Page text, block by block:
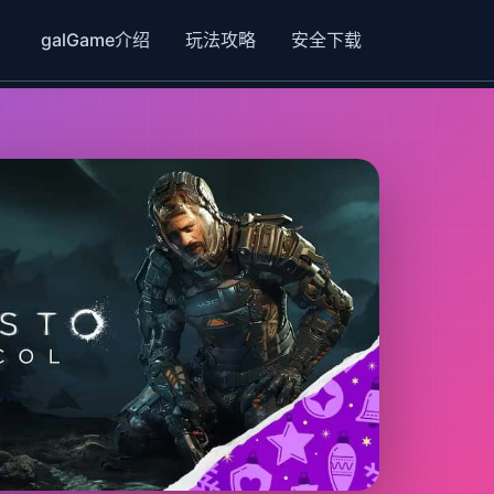
galGame介绍 玩法攻略 安全下载